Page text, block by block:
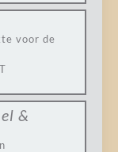
voor de
&